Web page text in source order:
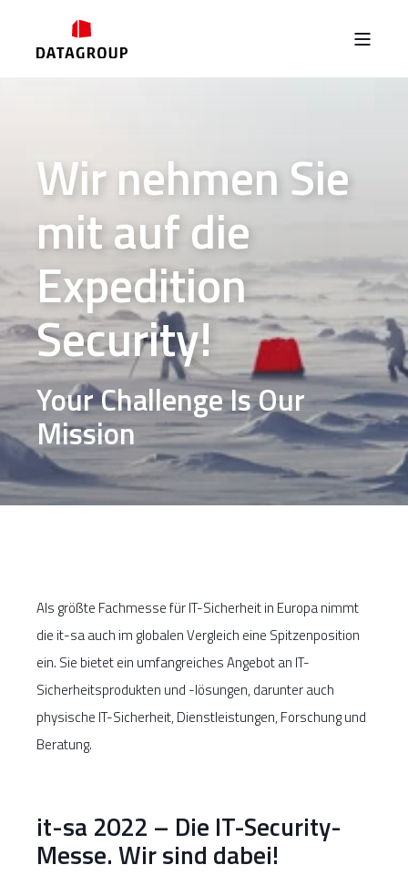
Wir nehmen Sie
mit auf die
Expedition
Security!
Your Challenge Is Our
Mission
Als größte Fachmesse für IT-Sicherheit in Europa nimmt
die it-sa auch im globalen Vergleich eine Spitzenposition
ein. Sie bietet ein umfangreiches Angebot an IT-
Sicherheitsprodukten und -lösungen, darunter auch
physische IT-Sicherheit, Dienstleistungen, Forschung und
Beratung.
it-sa 2022 – Die IT-Security-
Messe. Wir sind dabei!